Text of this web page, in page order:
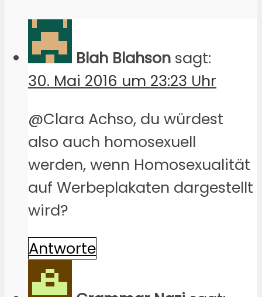
Blah Blahson sagt:
30. Mai 2016 um 23:23 Uhr
@Clara Achso, du würdest
also auch homosexuell
werden, wenn Homosexualität
auf Werbeplakaten dargestellt
wird?
Antworte